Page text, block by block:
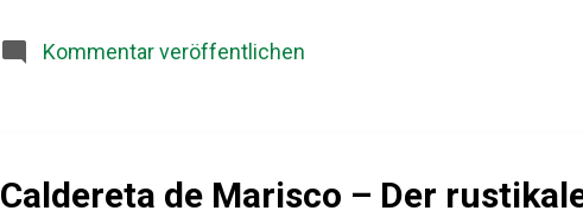
zwischen dem Kantabrischen Meer und dem Kantabrischen
Kommentar veröffentlichen
Caldereta de Marisco – Der